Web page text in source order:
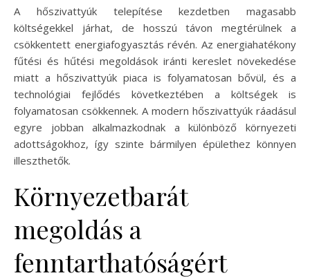
A hőszivattyúk telepítése kezdetben magasabb
költségekkel járhat, de hosszú távon megtérülnek a
csökkentett energiafogyasztás révén. Az energiahatékony
fűtési és hűtési megoldások iránti kereslet növekedése
miatt a hőszivattyúk piaca is folyamatosan bővül, és a
technológiai fejlődés következtében a költségek is
folyamatosan csökkennek. A modern hőszivattyúk ráadásul
egyre jobban alkalmazkodnak a különböző környezeti
adottságokhoz, így szinte bármilyen épülethez könnyen
illeszthetők.
Környezetbarát
megoldás a
fenntarthatóságért